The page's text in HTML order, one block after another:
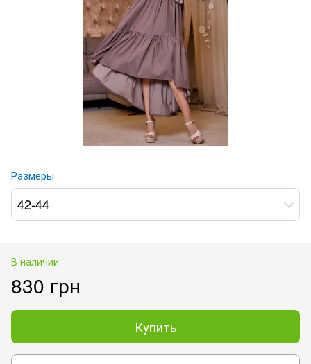
Размеры
42-44
В наличии
830 грн
Купить